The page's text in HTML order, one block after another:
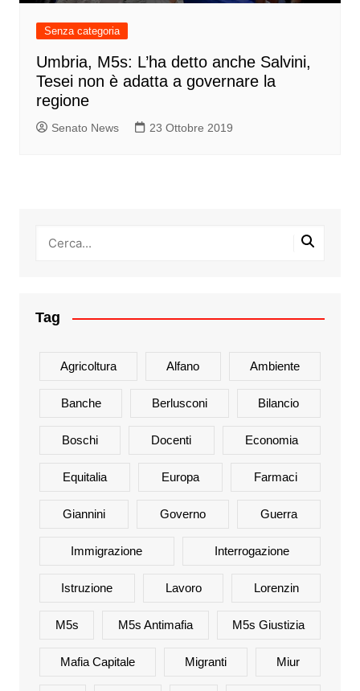
Senza categoria
Umbria, M5s: L’ha detto anche Salvini,
Tesei non è adatta a governare la
regione
Senato News 23 Ottobre 2019
Tag
Agricoltura Alfano Ambiente
Banche Berlusconi Bilancio
Boschi Docenti Economia
Equitalia Europa Farmaci
Giannini Governo Guerra
Immigrazione Interrogazione
Istruzione Lavoro Lorenzin
M5s M5s Antimafia M5s Giustizia
Mafia Capitale Migranti Miur